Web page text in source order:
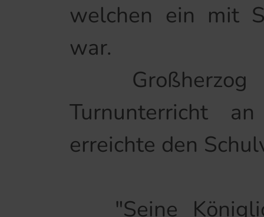
welchen ein mit
war.
Großherzog
Turnunterricht
erreichte den
"Seine